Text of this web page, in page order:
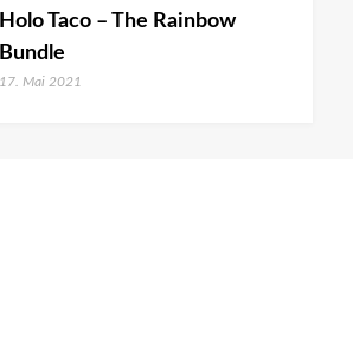
Holo Taco – The Rainbow
Bundle
17. Mai 2021